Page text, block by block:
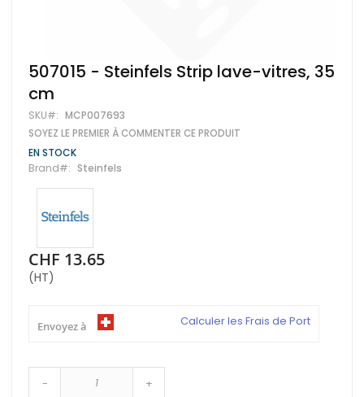
Skip
to
the
beginning
of
the
images
gallery
507015 - Steinfels Strip lave-vitres, 35
cm
SKU MCP007693
SOYEZ LE PREMIER À COMMENTER CE PRODUIT
EN STOCK
Brand
Steinfels
CHF 13.65
(HT)
Envoyez à Calculer les Frais de Port
- +